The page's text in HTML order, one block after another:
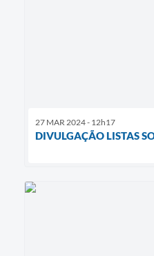
27 MAR 2024 - 12h17
DIVULGAÇÃO LISTAS